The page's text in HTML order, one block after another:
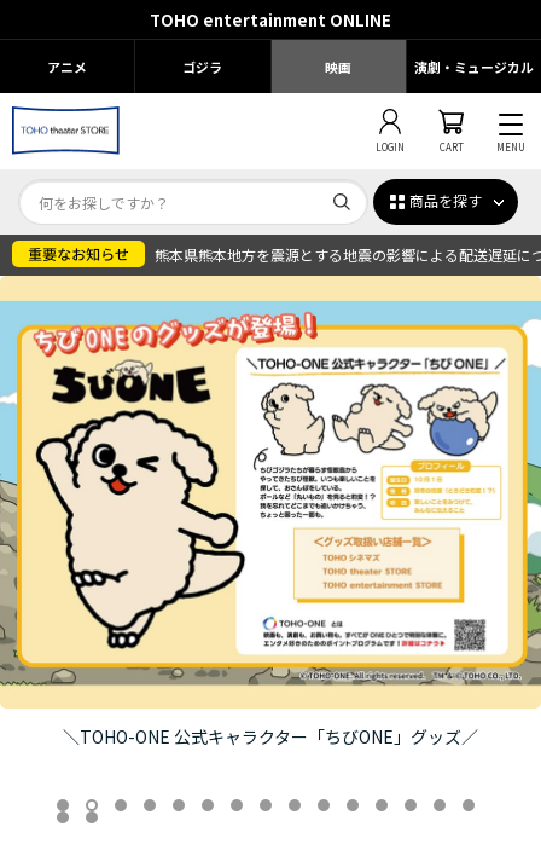
TOHO entertainment ONLINE
アニメ ゴジラ 映画 演劇・ミュージカル
LOGIN CART MENU
商品を探す
熊本県熊本地方を震源とする地震の影響による配送遅延に
＼TOHO-ONE 公式キャラクター「ちびONE」グッズ／